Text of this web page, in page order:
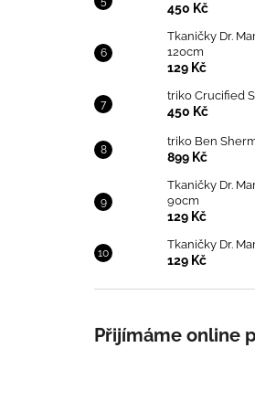
450 Kč
Tkaničky Dr.
120cm
129 Kč
triko Crucified
450 Kč
triko Ben
899 Kč
Tkaničky Dr.
90cm
129 Kč
Tkaničky Dr.
129 Kč
Přijímáme online